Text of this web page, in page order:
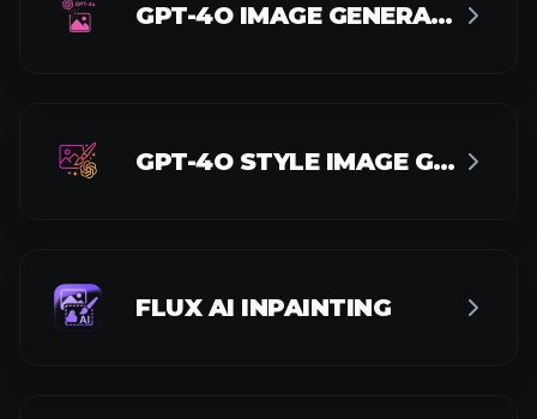
GPT-4O IMAGE GENERATOR
GPT-4O STYLE IMAGE GENERATOR
FLUX AI INPAINTING